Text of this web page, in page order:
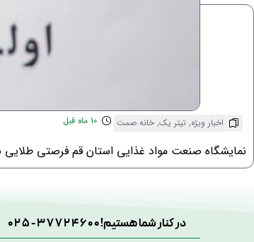
اخبار ویژه, تیتر یک, خانه صمت 10 ماه قبل
نمایشگاه صنعت مواد غذایی استان قم فرصتی طلایی
در کنار شما هستیم!025-37724600